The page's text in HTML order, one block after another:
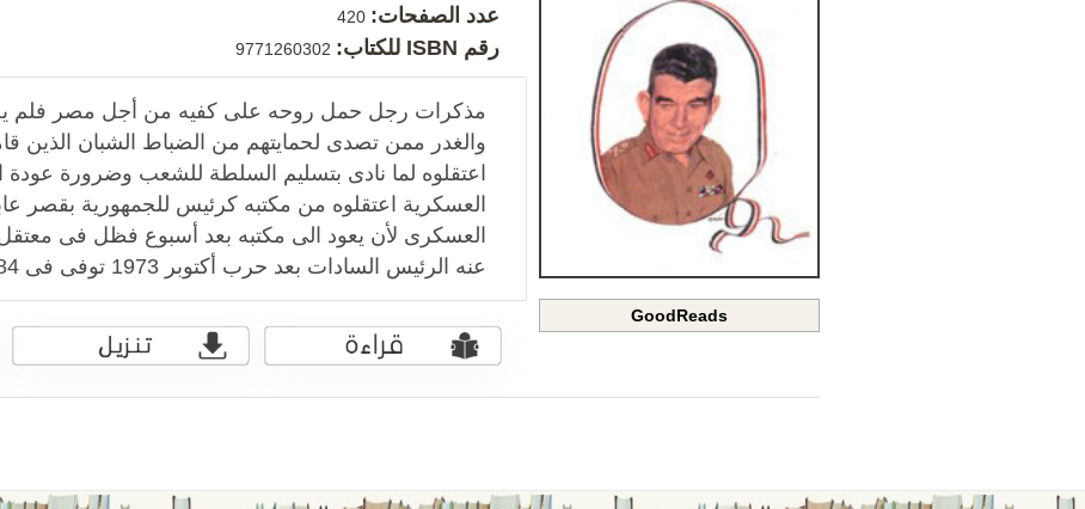
GoodReads
عدد الصفحات:
رقم ISBN للكتاب: 9771260302
مذكرات رجل حمل روحه على كفيه من أجل مصر فلم يجد
اعتقلوه لما نادى بتسليم السلطة للشعب وضرورة عودة
العسكرية اعتقلوه من مكتبه كرئيس للجمهورية بقصر
عنه الرئيس السادات بعد حرب أكتوبر 1973 توفى فى 31/8/1984